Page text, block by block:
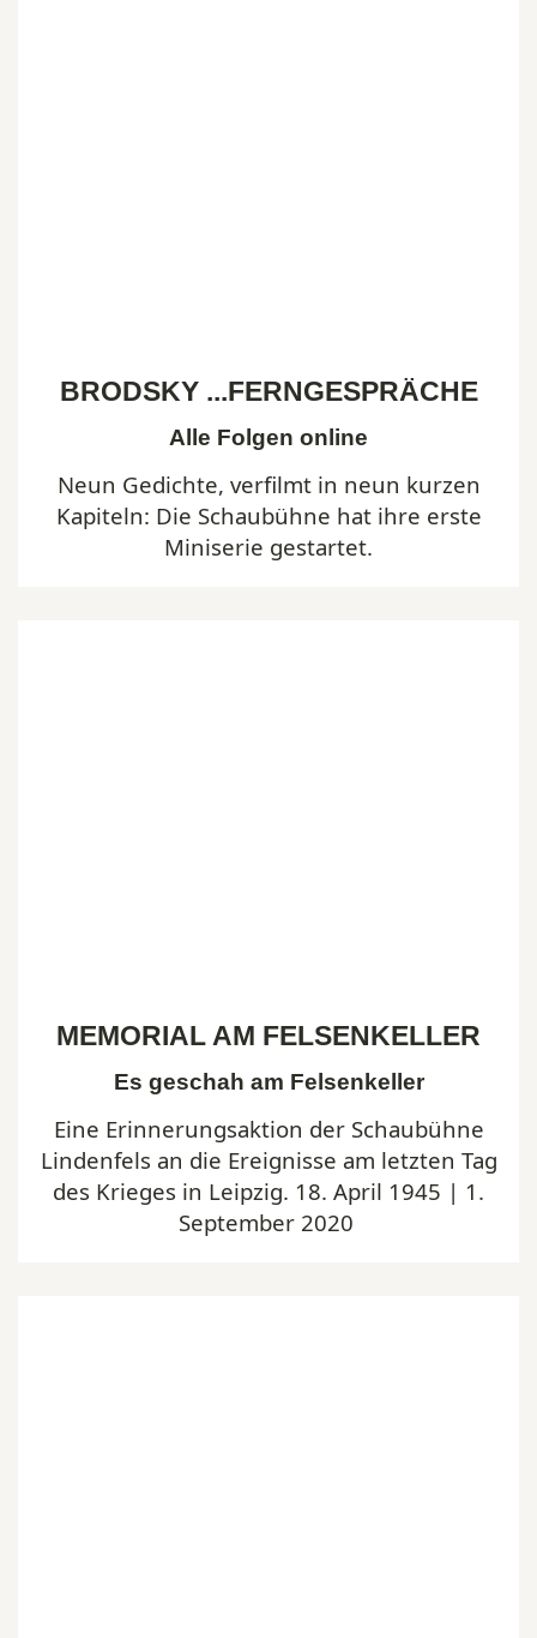
BRODSKY ...FERNGESPRÄCHE
Alle Folgen online
Neun Gedichte, verfilmt in neun kurzen
Kapiteln: Die Schaubühne hat ihre erste
Miniserie gestartet.
MEMORIAL AM FELSENKELLER
Es geschah am Felsenkeller
Eine Erinnerungsaktion der Schaubühne
Lindenfels an die Ereignisse am letzten Tag
des Krieges in Leipzig. 18. April 1945 | 1.
September 2020